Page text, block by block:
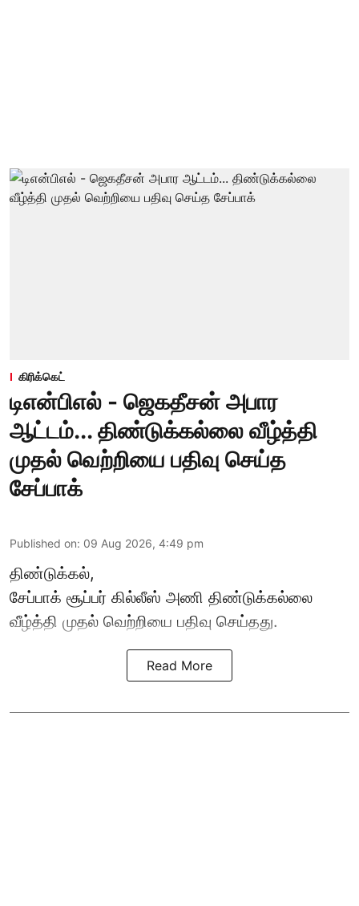
கிரிக்கெட்
டிஎன்பிஎல் - ஜெகதீசன் அபார
ஆட்டம்... திண்டுக்கல்லை வீழ்த்தி
முதல் வெற்றியை பதிவு செய்த
சேப்பாக்
Published on: 09 Aug 2026, 4:49 pm
திண்டுக்கல்,
சேப்பாக் சூப்பர் கில்லீஸ் அணி திண்டுக்கல்லை
வீழ்த்தி முதல் வெற்றியை பதிவு செய்தது.
Read More